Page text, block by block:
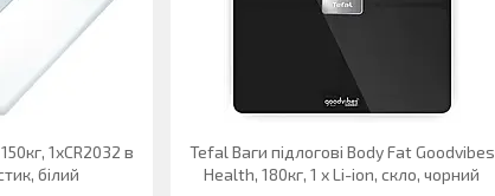
1хСR2032 в
білий
Tefal Ваги підлогові Body Fat Goodvibes
Health, 180кг, 1 х Li-ion, скло, чорний